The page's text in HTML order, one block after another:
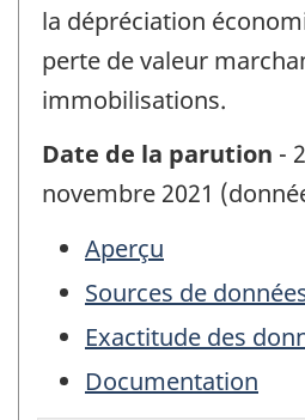
la dépréciation
perte de valeur
immobilisations.
Date de la parution -
novembre 2021
Aperçu
Sources de
Exactitude des
Documentation